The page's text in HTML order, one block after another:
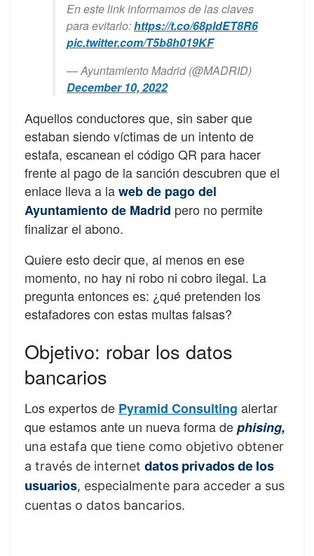
En este link informamos de las claves
para evitarlo:https://t.co/68pldET8R6
pic.twitter.com/T5b8h019KF
— Ayuntamiento Madrid (@MADRID)
December 10, 2022
Aquellos conductores que, sin saber que
estaban siendo víctimas de un intento de
estafa, escanean el código QR para hacer
frente al pago de la sanción descubren que el
enlace lleva a laweb de pago del
Ayuntamiento de Madrid pero no permite
finalizar el abono.
Quiere esto decir que, al menos en ese
momento, no hay ni robo ni cobro ilegal. La
pregunta entonces es: ¿qué pretenden los
estafadores con estas multas falsas?
Objetivo: robar los datos
bancarios
Los expertos de Pyramid Consulting alertar
que estamos ante un nueva forma dephising,
una estafa que tiene como objetivo obtener
a través de internet datos privados de los
usuarios, especialmente para acceder a sus
cuentas o datos bancarios.